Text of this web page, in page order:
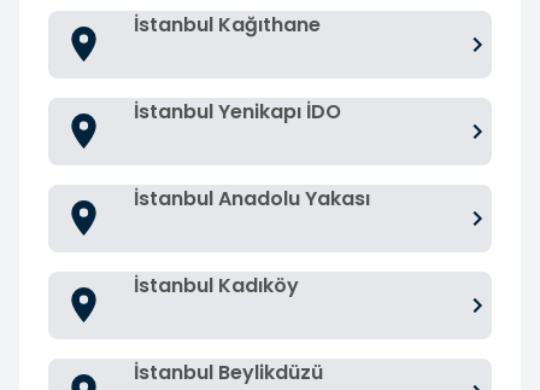
İstanbul Kağıthane
İstanbul Yenikapı İDO
İstanbul Anadolu Yakası
İstanbul Kadıköy
İstanbul Beylikdüzü